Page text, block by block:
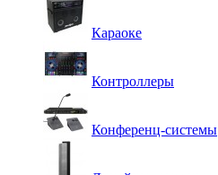
Караоке
Контроллеры
Конференц-системы